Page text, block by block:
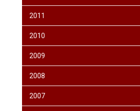
2011
2010
2009
2008
2007